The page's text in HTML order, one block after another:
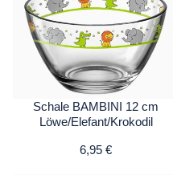
Schale BAMBINI 12 cm
Löwe/Elefant/Krokodil
6,95 €